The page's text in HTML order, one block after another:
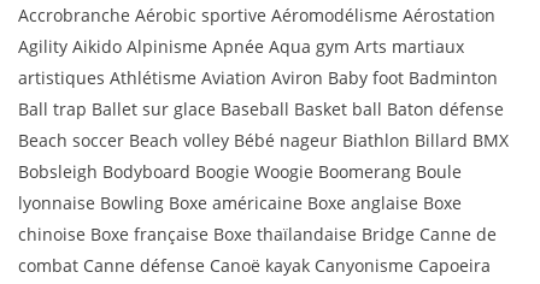
Accrobranche Aérobic sportive Aéromodélisme Aérostation
Agility Aikido Alpinisme Apnée Aqua gym Arts martiaux
artistiques Athlétisme Aviation Aviron Baby foot Badminton
Ball trap Ballet sur glace Baseball Basket ball Baton défense
Beach soccer Beach volley Bébé nageur Biathlon Billard BMX
Bobsleigh Bodyboard Boogie Woogie Boomerang Boule
lyonnaise Bowling Boxe américaine Boxe anglaise Boxe
chinoise Boxe française Boxe thaïlandaise Bridge Canne de
combat Canne défense Canoë kayak Canyonisme Capoeira